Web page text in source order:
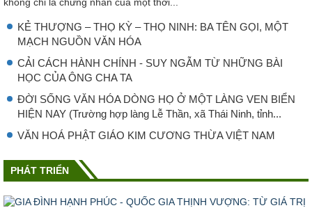
KẺ THƯỢNG – THỌ KỲ – THỌ NINH: BA TÊN GỌI, MỘT
MẠCH NGUỒN VĂN HÓA
CẢI CÁCH HÀNH CHÍNH - SUY NGẪM TỪ NHỮNG BÀI
HỌC CỦA ÔNG CHA TA
ĐỜI SỐNG VĂN HÓA DÒNG HỌ Ở MỘT LÀNG VEN BIỂN
HIỆN NAY (Trường hợp làng Lễ Thần, xã Thái Ninh, tỉnh...
VĂN HOÁ PHẬT GIÁO KIM CƯƠNG THỪA VIỆT NAM
PHÁT TRIỂN